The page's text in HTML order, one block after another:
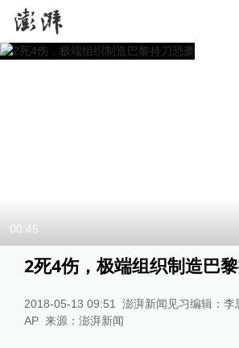
00:45
2死4伤，极端组织制造巴
2018-05-13 09:51
澎湃新闻见习编辑：李
AP 来源： 澎湃新闻